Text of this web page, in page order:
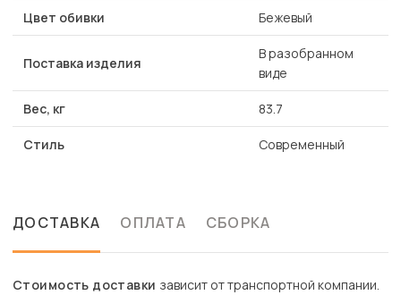
Цвет обивки Бежевый
Поставка изделия
В разобранном
виде
Вес, кг 83.7
Стиль Современный
ДОСТАВКА ОПЛАТА СБОРКА
Стоимость доставки зависит от транспортной компании.